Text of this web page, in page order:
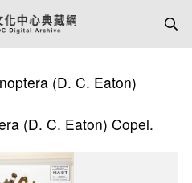
(D. C. Eaton)
(D. C. Eaton) Copel.